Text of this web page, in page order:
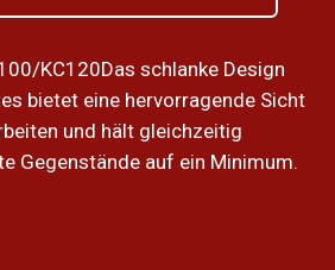
KC120Das schlanke Design
bietet eine hervorragende Sicht
und hält gleichzeitig
Gegenstände auf ein Minimum.